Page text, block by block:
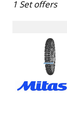
1 Set offers